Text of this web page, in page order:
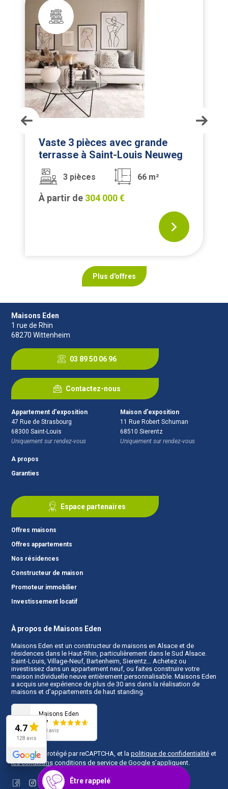
Vaste 3 pièces avec grande
terrasse à Saint-Louis Neuweg
3 pièces 66 m²
À partir de 304 000 €
Plus d'offres
Maisons Eden
1 rue de Rhin
68270 Wittenheim
03 89 50 06 96
Contactez-nous
Appartement d'exposition
47 Rue de Strasbourg
68300 Saint-Louis
Uniquement sur rendez-vous
Maison d'exposition
11 Rue Robert Schuman
68510 Sierentz
Uniquement sur rendez-vous
A propos
Garanties
Espace partenaires
Offres maisons
Offres appartements
Nos résidences
Constructeur de maison
Promoteur immobilier
Investissement locatif
À propos de Maisons Eden
Maisons Eden est un constructeur de maisons en Alsace et de
résidences dans le Haut-Rhin, particulièrement dans le Sud Alsace.
Saint-Louis, Village-Neuf, Bartenheim, Sierentz… Achetez ou
investissez dans un appartement neuf, ou faites construire votre
maison individuelle neuve entièrement personnalisable. Maisons Eden
a acquis une expérience de plus de 30 ans dans la réalisation de
maisons et d’appartements de haut standing.
Maisons Eden
4.7
128 avis
Ce site est protégé par reCAPTCHA, et la politique de confidentialité et
les conditions conditions de service de Google s’appliquent.
Être rappelé
4.7
128 avis